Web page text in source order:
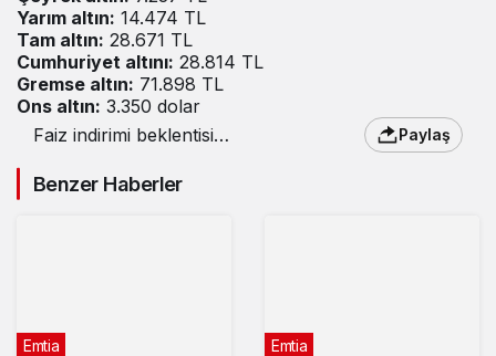
Yarım altın: 14.474 TL
Tam altın: 28.671 TL
Cumhuriyet altını: 28.814 TL
Gremse altın: 71.898 TL
Ons altın: 3.350 dolar
Faiz indirimi beklentisi
: 13 Ağustos 2025 altın
Paylaş
Benzer Haberler
Emtia Emtia